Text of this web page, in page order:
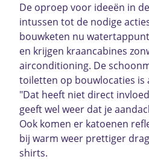
De oproep voor ideeën in
intussen tot de nodige
bouwketen nu
en krijgen kraancabines
airconditioning. De
toiletten op bouwlocaties is
"Dat heeft niet direct
geeft wel weer dat je
Ook komen er katoenen
bij warm weer prettiger
shirts.